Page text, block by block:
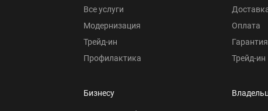
Все услуги
Модернизация
Трейд-ин
Профилактика
Бизнесу
Оплата
Гарантия
Трейд-ин